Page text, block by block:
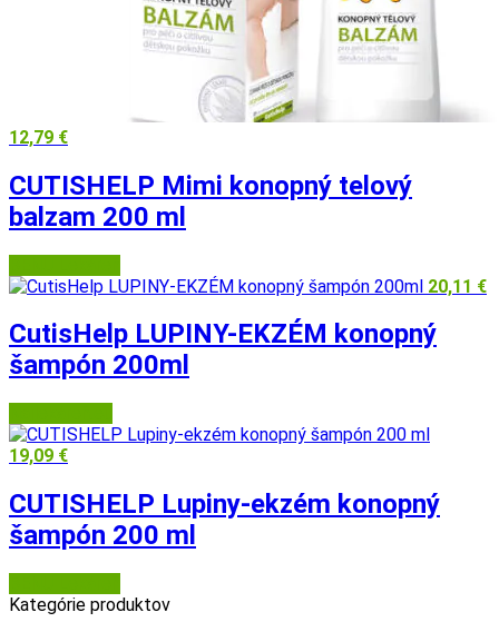
12,79 €
CUTISHELP Mimi konopný telový
balzam 200 ml
20,11 €
CutisHelp LUPINY-EKZÉM konopný
šampón 200ml
19,09 €
CUTISHELP Lupiny-ekzém konopný
šampón 200 ml
Kategórie produktov